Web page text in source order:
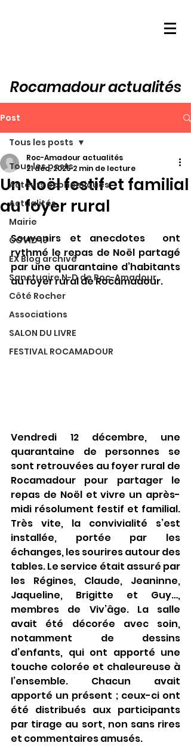
Rocamadour actualités
Post
Tous les posts
Acteurs économiques
Actualités
Mairie
COVID 19
EX Blog archivé
Sanctuaire N-D de Roc-Amadour
Côté Rocher
Associations
SALON DU LIVRE
FESTIVAL ROCAMADOUR
Tous les posts
Un Noël festif et familial
au foyer rural
Roc-Amadour actualités
21 déc. 2025 2 min de lecture
Souvenirs et anecdotes  ont
rythmé le repas de Noël partagé
par une quarantaine d’habitants
au foyer rural de Rocamadour.
Vendredi 12 décembre, une
quarantaine de personnes se
sont retrouvées au foyer rural de
Rocamadour pour partager le
repas de Noël et vivre un après-
midi résolument festif et familial.
Très vite, la convivialité s’est
installée, portée par les
échanges, les sourires autour des
tables. Le service était assuré par
les Régines, Claude, Jeaninne,
Jaqueline, Brigitte et Guy…,
membres de Viv’âge. La salle
avait été décorée avec soin,
notamment de dessins
d’enfants, qui ont apporté une
touche colorée et chaleureuse à
l’ensemble. Chacun avait
apporté un présent ; ceux-ci ont
été distribués aux participants
par tirage au sort, non sans rires
et commentaires amusés.